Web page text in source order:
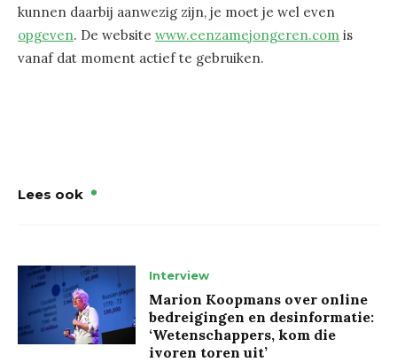
kunnen daarbij aanwezig zijn, je moet je wel even
opgeven. De website www.eenzamejongeren.com is
vanaf dat moment actief te gebruiken.
Lees ook
Interview
Marion Koopmans over online
bedreigingen en desinformatie:
‘Wetenschappers, kom die
ivoren toren uit’